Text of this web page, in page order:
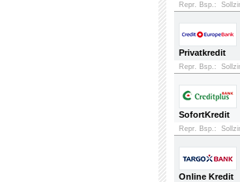
Repr. Bsp.:
Privatkredit
Repr. Bsp.:
SofortKredit
Repr. Bsp.:
Online Kredit